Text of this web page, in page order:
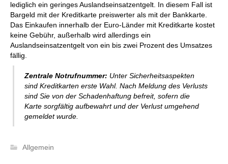
lediglich ein geringes Auslandseinsatzentgelt. In diesem Fall ist
Bargeld mit der Kreditkarte preiswerter als mit der Bankkarte.
Das Einkaufen innerhalb der Euro-Länder mit Kreditkarte kostet
keine Gebühr, außerhalb wird allerdings ein
Auslandseinsatzentgelt von ein bis zwei Prozent des Umsatzes
fällig.
Zentrale Notrufnummer: Unter Sicherheitsaspekten
sind Kreditkarten erste Wahl. Nach Meldung des Verlusts
sind Sie von der Schadenhaftung befreit, sofern die
Karte sorgfältig aufbewahrt und der Verlust umgehend
gemeldet wurde.
Allgemein